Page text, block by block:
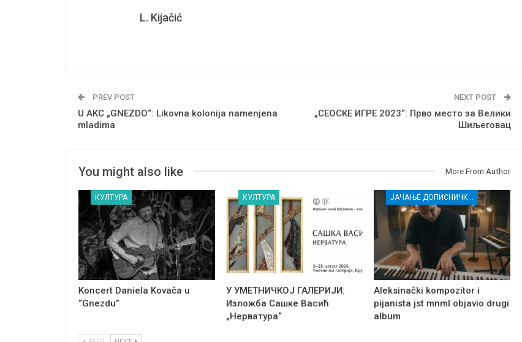
L. Kijačić
PREV POST
U AKC „GNEZDO“: Likovna kolonija namenjena
mladima
NEXT POST
„СЕОСКЕ ИГРЕ 2023“: Прво место за Велики
Шиљеговац
You might also like More From Author
КУЛТУРА
Koncert Daniela Kovača u
“Gnezdu”
КУЛТУРА
У УМЕТНИЧКОЈ ГАЛЕРИЈИ:
Изложба Сашке Васић
„Нерватура“
ЈАЧАЊЕ ДОПИСНИЧКЕ МРЕЖЕ НЕЗАВИСНИХ МЕДИЈА У РАСИНСКОМ ОКРУГУ
Aleksinački kompozitor i
pijanista jst mnml objavio drugi
album